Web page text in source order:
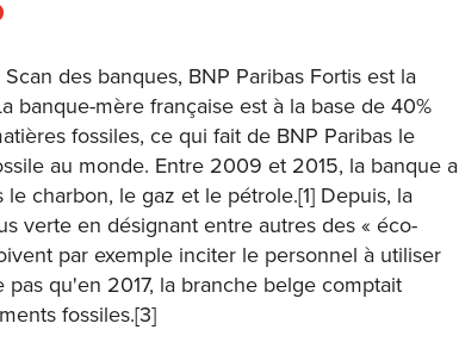
des banques, BNP Paribas Fortis est la
banque-mère française est à la base de 40%
fossiles, ce qui fait de BNP Paribas le
au monde. Entre 2009 et 2015, la banque a
charbon, le gaz et le pétrole.[1] Depuis, la
verte en désignant entre autres des « éco-
par exemple inciter le personnel à utiliser
qu'en 2017, la branche belge comptait
fossiles.[3]